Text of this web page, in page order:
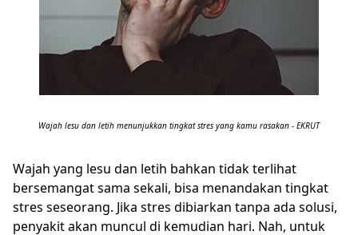
Wajah lesu dan letih menunjukkan tingkat stres yang kamu rasakan - EKRUT
Wajah yang lesu dan letih bahkan tidak terlihat
bersemangat sama sekali, bisa menandakan tingkat
stres seseorang. Jika stres dibiarkan tanpa ada solusi,
penyakit akan muncul di kemudian hari. Nah, untuk